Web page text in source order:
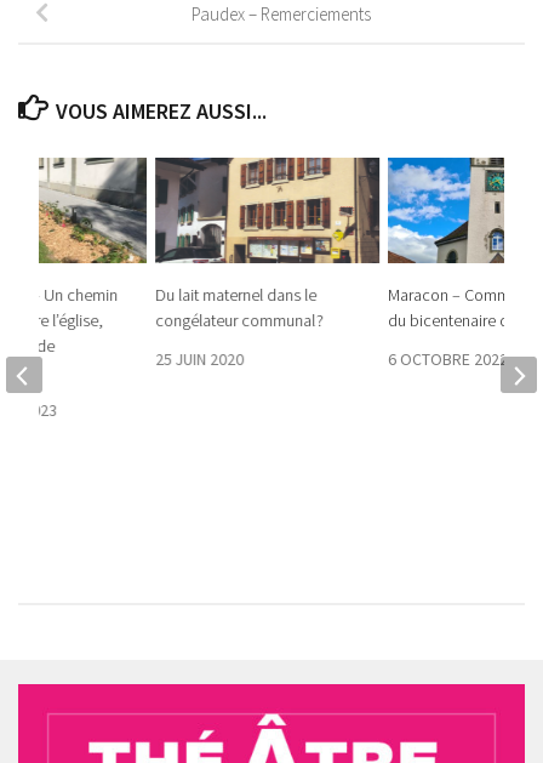
Paudex – Remerciements
VOUS AIMEREZ AUSSI...
Du lait maternel dans le
congélateur communal ?
25 JUIN 2020
Maracon –
du bicentenaire du
6 OCTOBRE 2022
– Un chemin
l’église,
bande
2023